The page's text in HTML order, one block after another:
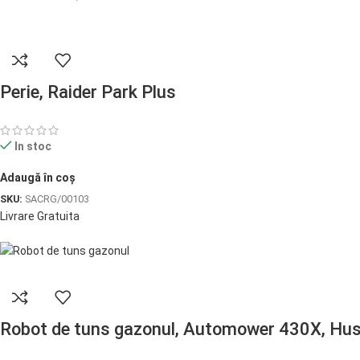
Perie, Raider Park Plus
In stoc
Adaugă în coș
SKU: SACRG/00103
Livrare Gratuita
Robot de tuns gazonul, Automower 430X,